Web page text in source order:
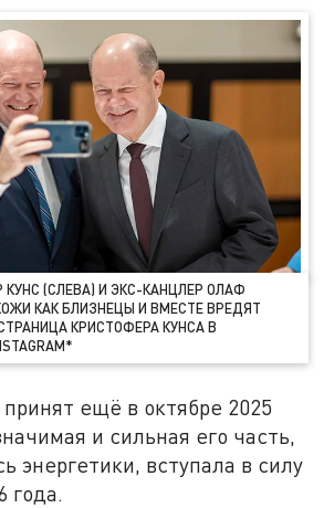
(СЛЕВА) И ЭКС-КАНЦЛЕР ОЛАФ
КАК БЛИЗНЕЦЫ И ВМЕСТЕ ВРЕДЯТ
КРИСТОФЕРА КУНСА В
ещё в октябре 2025
и сильная его часть,
энергетики, вступала в силу
года.